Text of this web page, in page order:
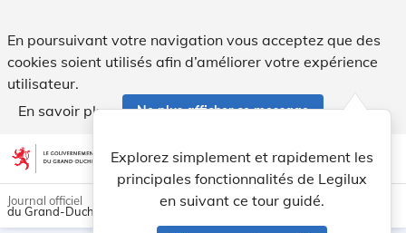
En poursuivant votre navigation vous acceptez que des
cookies soient utilisés afin d’améliorer votre expérience
utilisateur.
En savoir plus
Ne plus afficher ce message
Aller au contenu account_circle help Aide
Explorez simplement et rapidement les
principales fonctionnalités de Legilux
en suivant ce tour guidé.
light_mode dark_mode
Journal officiel
du Grand-Duché de Luxembourg